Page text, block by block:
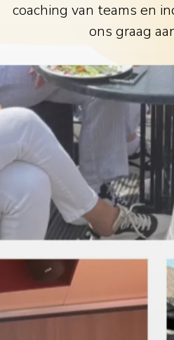
coaching van teams en
ons graag